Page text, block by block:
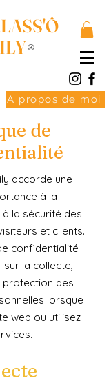
®
A propos de moi
de
accorde une
à la
la sécurité des
et clients.
confidentialité
la collecte,
protection des
lorsque
web ou utilisez